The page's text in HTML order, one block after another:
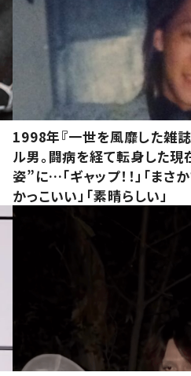
1998年『一世を風靡した雑
ル男。闘病を経て転身した現
姿”に…「ギャップ！！」「まさ
かっこいい」「素晴らしい」